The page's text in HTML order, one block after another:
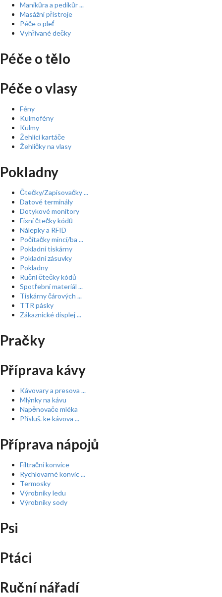
Manikůra a pedikůr ...
Masážní přístroje
Péče o pleť
Vyhřívané dečky
Péče o tělo
Péče o vlasy
Fény
Kulmofény
Kulmy
Žehlící kartáče
Žehličky na vlasy
Pokladny
Čtečky/Zapisovačky ...
Datové terminály
Dotykové monitory
Fixní čtečky kódů
Nálepky a RFID
Počítačky mincí/ba ...
Pokladní tiskárny
Pokladní zásuvky
Pokladny
Ruční čtečky kódů
Spotřební materiál ...
Tiskárny čárových ...
TTR pásky
Zákaznické displej ...
Pračky
Příprava kávy
Kávovary a presova ...
Mlýnky na kávu
Napěnovače mléka
Přísluš. ke kávova ...
Příprava nápojů
Filtrační konvice
Rychlovarné konvic ...
Termosky
Výrobníky ledu
Výrobníky sody
Psi
Ptáci
Ruční nářadí